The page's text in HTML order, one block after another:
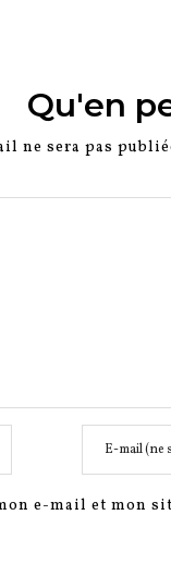
Qu'en
ne sera pas
e-mail et mon